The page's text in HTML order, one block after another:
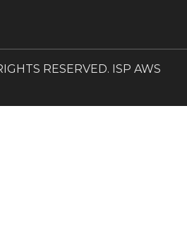
RESERVED. ISP AWS